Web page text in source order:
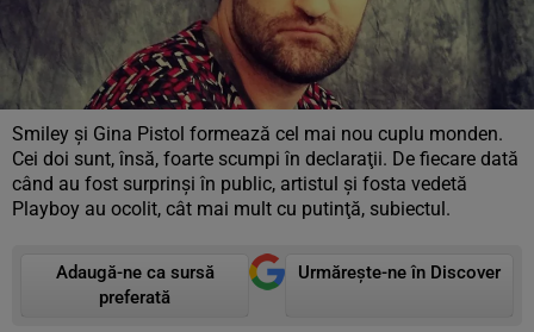
Smiley şi Gina Pistol formează cel mai nou cuplu monden.
Cei doi sunt, însă, foarte scumpi în declaraţii. De fiecare dată
când au fost surprinşi în public, artistul şi fosta vedetă
Playboy au ocolit, cât mai mult cu putinţă, subiectul.
Adaugă-ne ca sursă
preferată
Urmărește-ne în Discover